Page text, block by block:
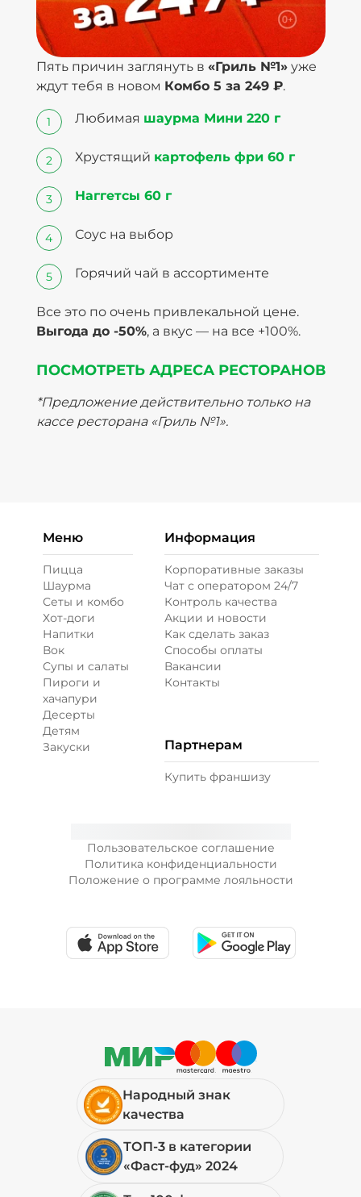
Пять причин заглянуть в «Гриль №1»уже
ждут тебя в новом Комбо 5 за 249 ₽.
Любимая шаурма Мини 220 г
Хрустящий картофель фри 60 г
Наггетсы 60 г
Соус на выбор
Горячий чай в ассортименте
Все это по очень привлекальной цене.
Выгода до -50%, а вкус — на все +100%.
ПОСМОТРЕТЬ АДРЕСА РЕСТОРАНОВ
*Предложение действительно только на
кассе ресторана «Гриль №1».
Пользовательское соглашение
Политика конфиденциальности
Положение о программе лояльности
Меню
Пицца
Шаурма
Сеты и комбо
Хот-доги
Напитки
Вок
Супы и салаты
Пироги и
хачапури
Десерты
Детям
Закуски
Информация
Корпоративные заказы
Чат с оператором 24/7
Контроль качества
Акции и новости
Как сделать заказ
Способы оплаты
Вакансии
Контакты
Партнерам
Купить франшизу
Народный знак
качества
ТОП-3 в категории
«Фаст-фуд» 2024